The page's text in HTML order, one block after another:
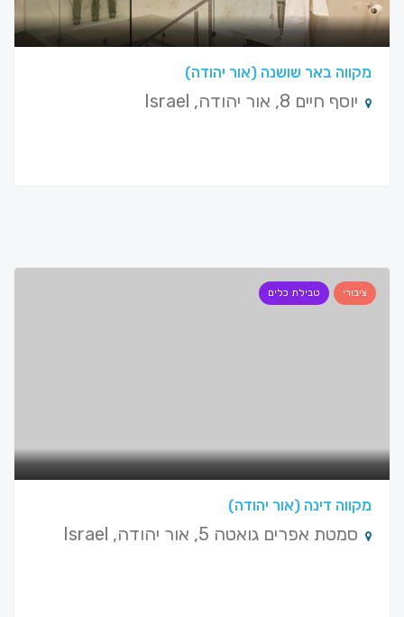
מקווה באר שושנה (אור יהודה)
יוסף חיים 8, אור יהודה, Israel
ציבורי טבילת כלים
מקווה דינה (אור יהודה)
סמטת אפרים גואטה 5, אור יהודה, Israel